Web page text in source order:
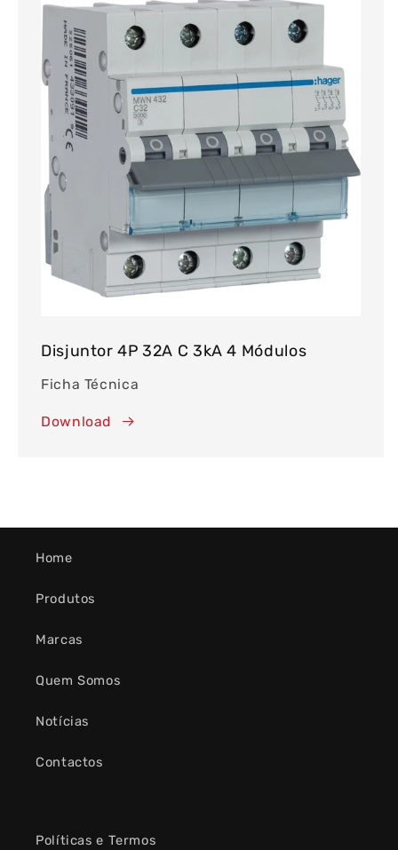
Disjuntor 4P 32A C 3kA 4 Módulos
Ficha Técnica
Download
Home
Produtos
Marcas
Quem Somos
Notícias
Contactos
Políticas e Termos